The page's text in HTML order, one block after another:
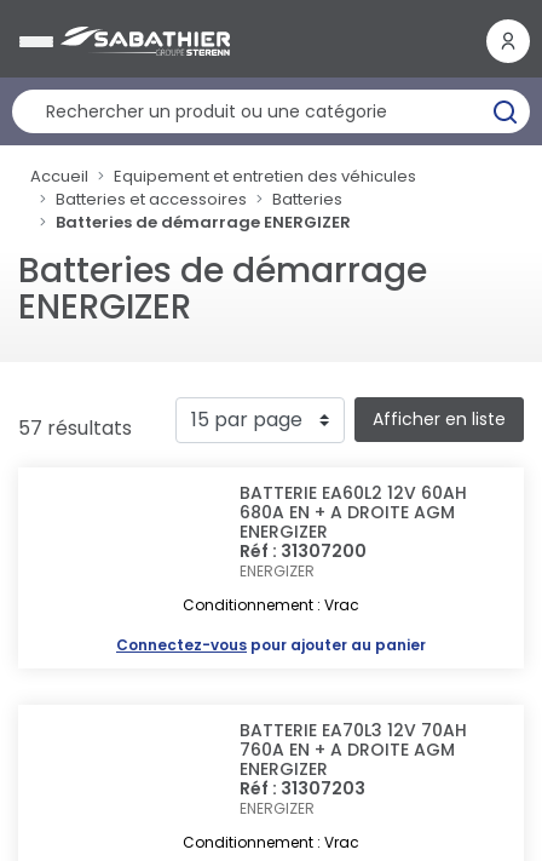
Accueil
Equipement et entretien des véhicules
Batteries et accessoires
Batteries
Batteries de démarrage ENERGIZER
Batteries de démarrage
ENERGIZER
57 résultats Afficher en liste
BATTERIE EA60L2 12V 60AH
680A EN + A DROITE AGM
ENERGIZER
Réf : 31307200
ENERGIZER
Conditionnement : Vrac
Connectez-vous pour ajouter au panier
BATTERIE EA70L3 12V 70AH
760A EN + A DROITE AGM
ENERGIZER
Réf : 31307203
ENERGIZER
Conditionnement : Vrac